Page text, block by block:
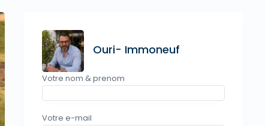
Ouri- Immoneuf
Votre nom & prenom
Votre e-mail